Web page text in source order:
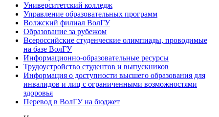
Университетский колледж
Управление образовательных программ
Волжский филиал ВолГУ
Образование за рубежом
Всероссийские студенческие олимпиады, проводимые
на базе ВолГУ
Информационно-образовательные ресурсы
Трудоустройство студентов и выпускников
Информация о доступности высшего образования для
инвалидов и лиц с ограниченными возможностями
здоровья
Перевод в ВолГУ на бюджет